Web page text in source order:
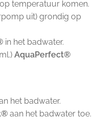
temperatuur komen.
uit) grondig op
in het badwater.
AquaPerfect®
het badwater.
aan het badwater toe.